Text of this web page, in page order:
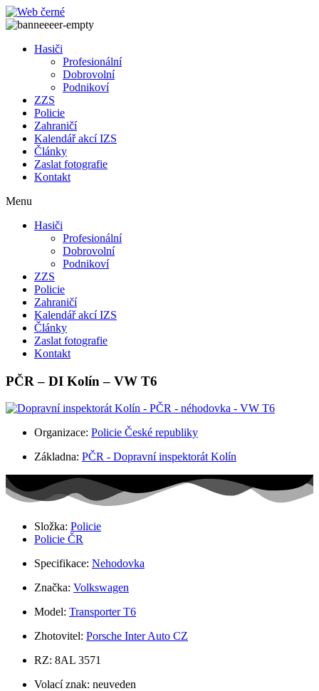
Přejít
k
Hasiči
Profesionální
Dobrovolní
Podnikoví
ZZS
Policie
Zahraničí
Kalendář akcí IZS
Články
Zaslat fotografie
Kontakt
Menu
Hasiči
Profesionální
Dobrovolní
Podnikoví
ZZS
Policie
Zahraničí
Kalendář akcí IZS
Články
Zaslat fotografie
Kontakt
PČR – DI Kolín – VW T6
Organizace: Policie České republiky
Základna: PČR - Dopravní inspektorát Kolín
Složka: Policie
Policie ČR
Specifikace: Nehodovka
Značka: Volkswagen
Model: Transporter T6
Zhotovitel: Porsche Inter Auto CZ
RZ: 8AL 3571
Volací znak: neuveden